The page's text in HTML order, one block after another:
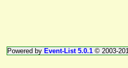
Powered by Event-List 5.0.1© 2003-